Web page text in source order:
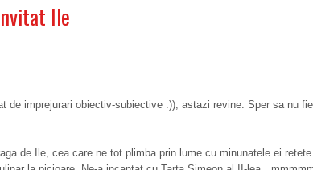
Ile
de imprejurari obiectiv-subiective :)), astazi revine. Sper sa nu fie
de Ile, cea care ne tot plimba prin lume cu minunatele ei